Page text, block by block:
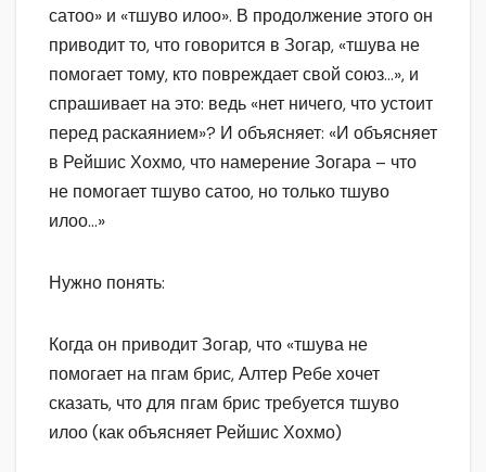
сатоо» и «тшуво илоо». В продолжение этого он
приводит то, что говорится в Зогар, «тшува не
помогает тому, кто повреждает свой союз…», и
спрашивает на это: ведь «нет ничего, что устоит
перед раскаянием»? И объясняет: «И объясняет
в Рейшис Хохмо, что намерение Зогара – что
не помогает тшуво сатоо, но только тшуво
илоо…»
Нужно понять:
Когда он приводит Зогар, что «тшува не
помогает на пгам брис, Алтер Ребе хочет
сказать, что для пгам брис требуется тшуво
илоо (как объясняет Рейшис Хохмо)